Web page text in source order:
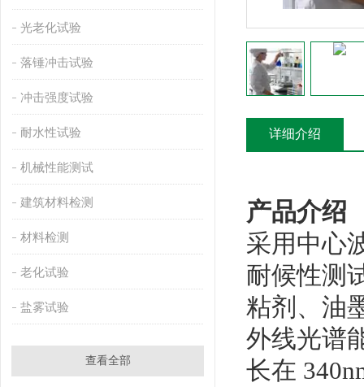
光老化试验
落锤冲击试验
冲击强度试验
耐水性试验
机械性能测试
建筑材料检测
材料检测
老化试验
盐雾试验
查看全部
详细介绍
产品介绍
采用中心
耐候性测
粘剂、油
外线光谱
长在